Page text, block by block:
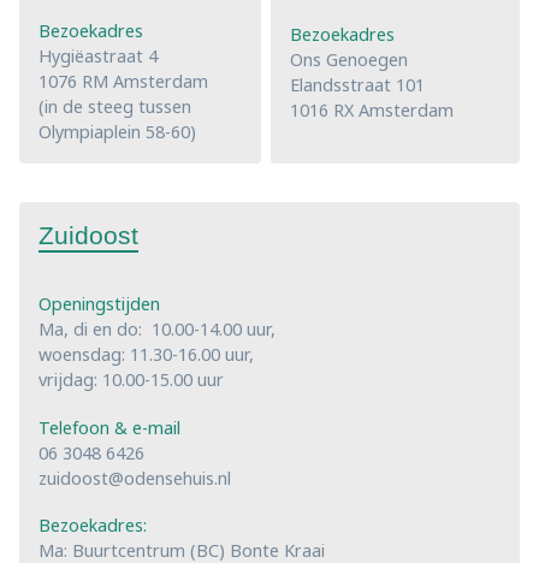
Bezoekadres
Hygiëastraat 4
1076 RM Amsterdam
(in de steeg tussen
Olympiaplein 58-60)
Bezoekadres
Ons Genoegen
Elandsstraat 101
1016 RX Amsterdam
Zuidoost
Openingstijden
Ma, di en do: 10.00-14.00 uur,
woensdag: 11.30-16.00 uur,
vrijdag: 10.00-15.00 uur
Telefoon & e-mail
06 3048 6426
zuidoost@odensehuis.nl
Bezoekadres:
Ma: Buurtcentrum (BC) Bonte Kraai